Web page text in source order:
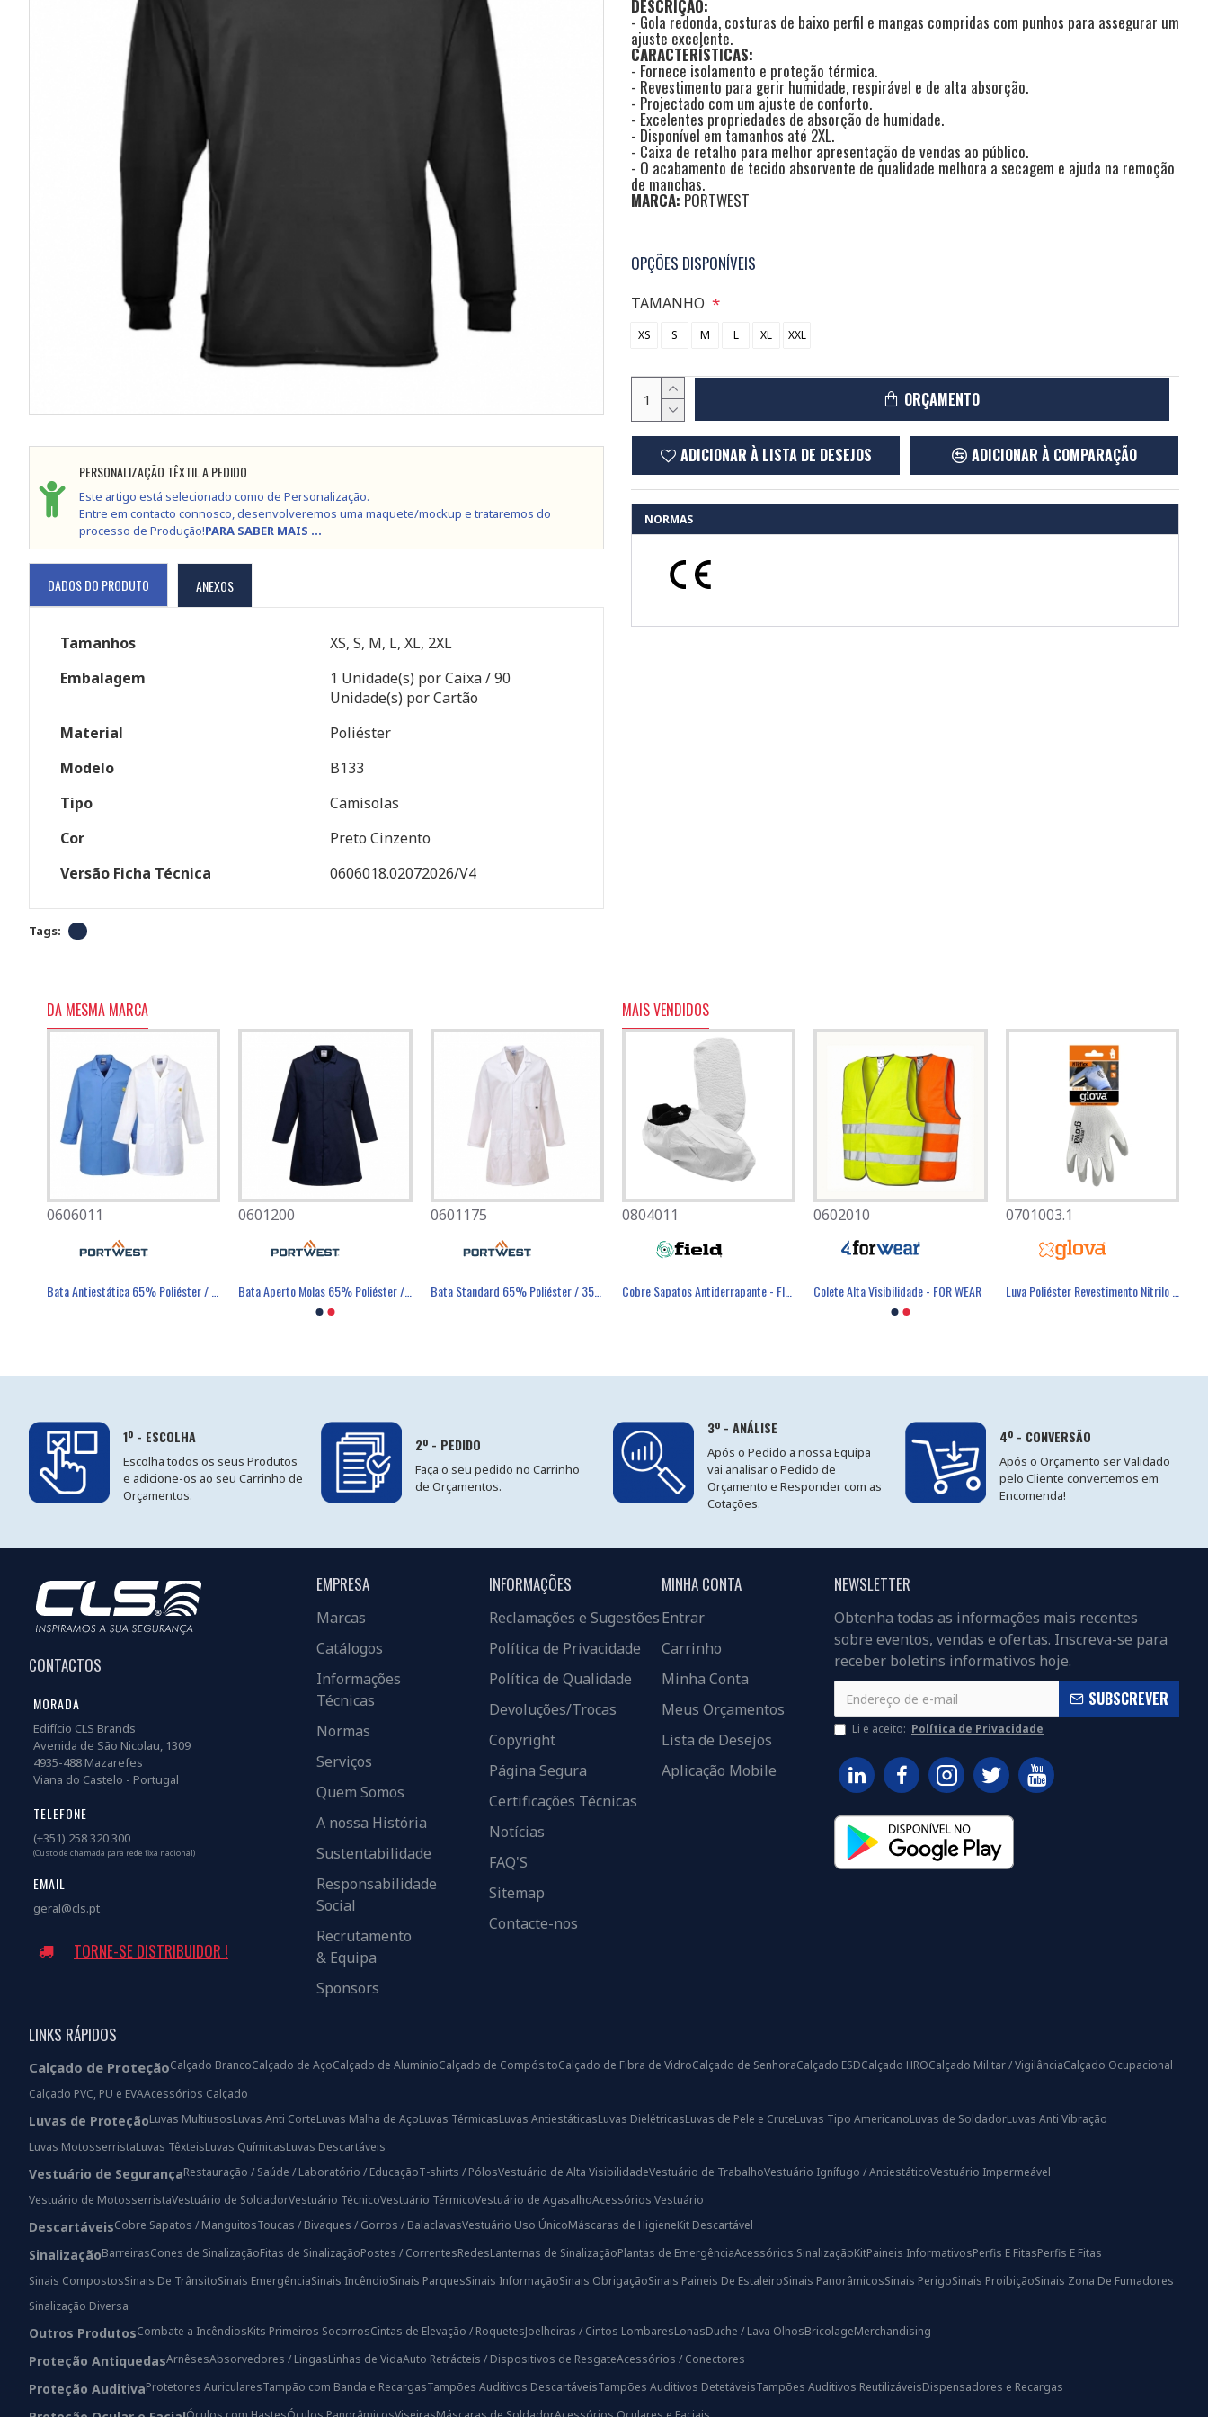
PERSONALIZAÇÃO TÊXTIL A PEDIDO
Este artigo está selecionado como de Personalização.
Entre em contacto connosco, desenvolveremos uma maquete/mockup e trataremos do
processo de Produção!PARA SABER MAIS ...
DADOS DO PRODUTO ANEXOS
Tamanhos
XS, S, M, L, XL, 2XL
Embalagem
1 Unidade(s) por Caixa / 90
Unidade(s) por Cartão
Material
Poliéster
Modelo
B133
Tipo
Camisolas
Cor
Preto Cinzento
Versão Ficha Técnica
0606018.02072026/V4
DESCRIÇÃO:
- Gola redonda, costuras de baixo perfil e mangas compridas com punhos para assegurar um
ajuste excelente.
CARACTERÍSTICAS:
- Fornece isolamento e proteção térmica.
- Revestimento para gerir humidade, respirável e de alta absorção.
- Projectado com um ajuste de conforto.
- Excelentes propriedades de absorção de humidade.
- Disponível em tamanhos até 2XL.
- Caixa de retalho para melhor apresentação de vendas ao público.
- O acabamento de tecido absorvente de qualidade melhora a secagem e ajuda na remoção
de manchas.
MARCA: PORTWEST
OPÇÕES DISPONÍVEIS
TAMANHO
XS S M L XL XXL
ORÇAMENTO
ADICIONAR À LISTA DE DESEJOS ADICIONAR À COMPARAÇÃO
NORMAS
Tags: -
DA MESMA MARCA
0606011
Bata Antiestática 65% Poliéster / 34% Algodão / 1% Fibra - PORTWEST
0601200
Bata Aperto Molas 65% Poliéster / 35% Algodão 245g/m² - PORTWEST
0601175
Bata Standard 65% Poliéster / 35% Algodão - PORTWEST
MAIS VENDIDOS
0501080
Máscara Descartável FFP2 Com Válvula - FIELD
0701007
Luva Poliéster Revestimento Látex Preto - GLOVA
0501082
Máscara Descartável FFP3 Com Válvula - FIELD
0804011
Cobre Sapatos Antiderrapante - FIELD
0602010
Colete Alta Visibilidade - FOR WEAR
0701003.1
Luva Poliéster Revestimento Nitrilo Cinzento - GLOVA
1º - ESCOLHA
Escolha todos os seus Produtos
e adicione-os ao seu Carrinho de
Orçamentos.
2º - PEDIDO
Faça o seu pedido no Carrinho
de Orçamentos.
3º - ANÁLISE
Após o Pedido a nossa Equipa
vai analisar o Pedido de
Orçamento e Responder com as
Cotações.
4º - CONVERSÃO
Após o Orçamento ser Validado
pelo Cliente convertemos em
Encomenda!
CONTACTOS
MORADA
Edifício CLS Brands
Avenida de São Nicolau, 1309
4935-488 Mazarefes
Viana do Castelo - Portugal
TELEFONE
(+351) 258 320 300
(Custo de chamada para rede fixa nacional)
EMAIL
geral@cls.pt
TORNE-SE DISTRIBUIDOR !
EMPRESA
Marcas
Catálogos
Informações
Técnicas
Normas
Serviços
Quem Somos
A nossa História
Sustentabilidade
Responsabilidade
Social
Recrutamento
& Equipa
Sponsors
INFORMAÇÕES
Reclamações e Sugestões
Política de Privacidade
Política de Qualidade
Devoluções/Trocas
Copyright
Página Segura
Certificações Técnicas
Notícias
FAQ'S
Sitemap
Contacte-nos
MINHA CONTA
Entrar
Carrinho
Minha Conta
Meus Orçamentos
Lista de Desejos
Aplicação Mobile
NEWSLETTER
Obtenha todas as informações mais recentes
sobre eventos, vendas e ofertas. Inscreva-se para
receber boletins informativos hoje.
SUBSCREVER
Li e aceito: Política de Privacidade
LINKS RÁPIDOS
Calçado de ProteçãoCalçado BrancoCalçado de AçoCalçado de AlumínioCalçado de CompósitoCalçado de Fibra de VidroCalçado de SenhoraCalçado ESDCalçado HROCalçado Militar / VigilânciaCalçado Ocupacional
Calçado PVC, PU e EVAAcessórios Calçado
Luvas de ProteçãoLuvas MultiusosLuvas Anti CorteLuvas Malha de AçoLuvas TérmicasLuvas AntiestáticasLuvas DielétricasLuvas de Pele e CruteLuvas Tipo AmericanoLuvas de SoldadorLuvas Anti Vibração
Luvas MotosserristaLuvas TêxteisLuvas QuímicasLuvas Descartáveis
Vestuário de SegurançaRestauração / Saúde / Laboratório / EducaçãoT-shirts / PólosVestuário de Alta VisibilidadeVestuário de TrabalhoVestuário Ignífugo / AntiestáticoVestuário Impermeável
Vestuário de MotosserristaVestuário de SoldadorVestuário TécnicoVestuário TérmicoVestuário de AgasalhoAcessórios Vestuário
DescartáveisCobre Sapatos / ManguitosToucas / Bivaques / Gorros / BalaclavasVestuário Uso ÚnicoMáscaras de HigieneKit Descartável
SinalizaçãoBarreirasCones de SinalizaçãoFitas de SinalizaçãoPostes / CorrentesRedesLanternas de SinalizaçãoPlantas de EmergênciaAcessórios SinalizaçãoKitPaineis InformativosPerfis E FitasPerfis E Fitas
Sinais CompostosSinais De TrânsitoSinais EmergênciaSinais IncêndioSinais ParquesSinais InformaçãoSinais ObrigaçãoSinais Paineis De EstaleiroSinais PanorâmicosSinais PerigoSinais ProibiçãoSinais Zona De Fumadores
Sinalização Diversa
Outros ProdutosCombate a IncêndiosKits Primeiros SocorrosCintas de Elevação / RoquetesJoelheiras / Cintos LombaresLonasDuche / Lava OlhosBricolageMerchandising
Proteção AntiquedasArnêsesAbsorvedores / LingasLinhas de VidaAuto Retrácteis / Dispositivos de ResgateAcessórios / Conectores
Proteção AuditivaProtetores AuricularesTampão com Banda e RecargasTampões Auditivos DescartáveisTampões Auditivos DetetáveisTampões Auditivos ReutilizáveisDispensadores e Recargas